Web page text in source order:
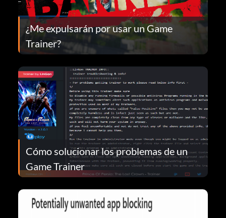
¿Me expulsarán por usar un Game
Trainer?
Cómo solucionar los problemas de un
Game Trainer